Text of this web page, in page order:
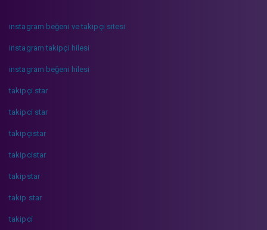
instagram beğeni ve takipçi sitesi
instagram takipçi hilesi
instagram beğeni hilesi
takipçi star
takipci star
takipçistar
takipcistar
takipstar
takip star
takipci